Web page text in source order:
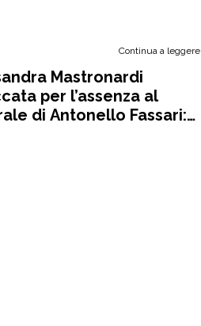
Continua a leggere
Mastronardi
per l’assenza al
di Antonello Fassari: